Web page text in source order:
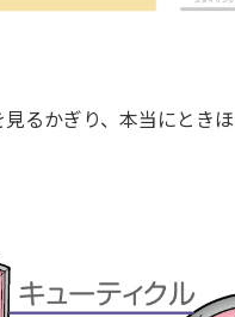
るかぎり、本当にとき